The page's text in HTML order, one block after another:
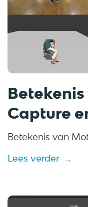
Capture
Betekenis van
Lees verder